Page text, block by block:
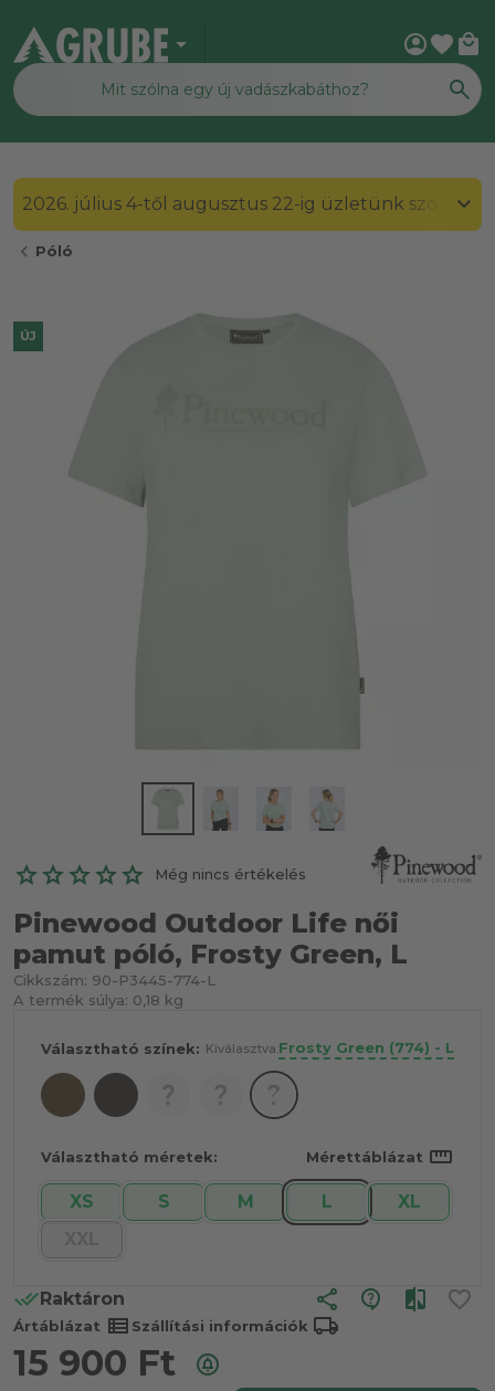
arrow_drop_down account_circlefavorite local_mall
2026. július 4-től augusztus 22-ig üzletünk
chevron_left Póló
ÚJ
Még nincs értékelés
Pinewood Outdoor Life női
pamut póló, Frosty Green, L
Cikkszám: 90-P3445-774-L
A termék súlya: 0,18 kg
Választható színek: Kiválasztva:Frosty Green (774) - L
Választható méretek: Mérettáblázat straighten
XS S M L
XL
Raktáron share
Ártáblázat view_list Szállítási információk local_shipping
15 900 Ft